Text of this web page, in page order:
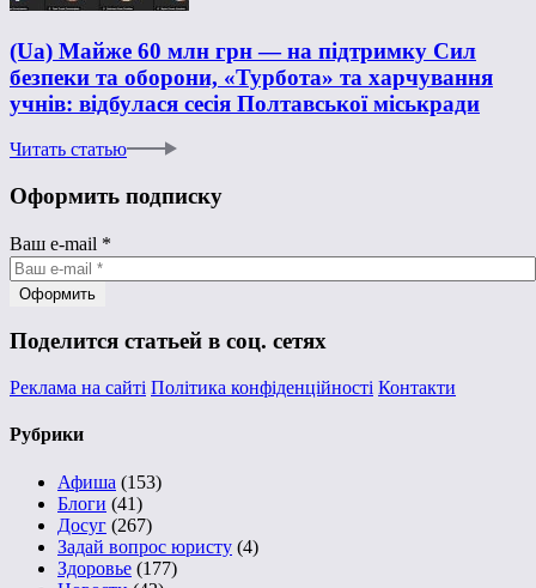
(Ua) Майже 60 млн грн — на підтримку Сил
безпеки та оборони, «Турбота» та харчування
учнів: відбулася сесія Полтавської міськради
Читать статью
Оформить подписку
Ваш e-mail *
Поделится статьей в соц. сетях
Реклама на сайті Політика конфіденційності Контакти
Рубрики
Афиша (153)
Блоги (41)
Досуг (267)
Задай вопрос юристу (4)
Здоровье (177)